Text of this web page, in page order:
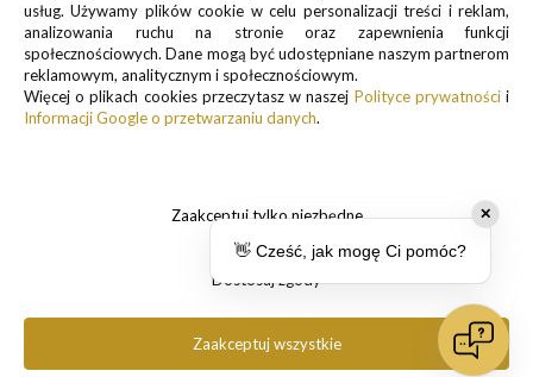
Informacje o przetwarzaniu danych osobowych znajdują się w pkt.
1 i 3
Polityki prywatności
.
Copyright 2025 Pancernik.eu. All rights reserved.
✕
👋 Cześć, jak mogę Ci pomóc?
usług. Używamy plików cookie w celu personalizacji treści i reklam,
analizowania ruchu na stronie oraz zapewnienia funkcji
społecznościowych. Dane mogą być udostępniane naszym partnerom
reklamowym, analitycznym i społecznościowym.
Więcej o plikach cookies przeczytasz w naszej Polityce prywatnościi
Informacji Google o przetwarzaniu danych.
Zaakceptuj tylko niezbędne
Dostosuj zgody
Zaakceptuj wszystkie